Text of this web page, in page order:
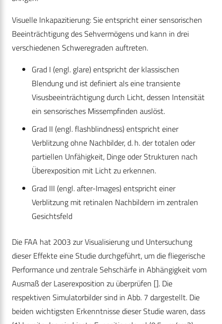
Visuelle Inkapazitierung: Sie entspricht einer sensorischen
Beeinträchtigung des Sehvermögens und kann in drei
verschiedenen Schweregraden auftreten.
Grad I (engl. glare) entspricht der klassischen
Blendung und ist definiert als eine transiente
Visusbeeinträchtigung durch Licht, dessen Intensität
ein sensorisches Missempfinden auslöst.
Grad II (engl. flashblindness) entspricht einer
Verblitzung ohne Nachbilder, d. h. der totalen oder
partiellen Unfähigkeit, Dinge oder Strukturen nach
Überexposition mit Licht zu erkennen.
Grad III (engl. after-Images) entspricht einer
Verblitzung mit retinalen Nachbildern im zentralen
Gesichtsfeld
Die FAA hat 2003 zur Visualisierung und Untersuchung
dieser Effekte eine Studie durchgeführt, um die fliegerische
Performance und zentrale Sehschärfe in Abhängigkeit vom
Ausmaß der Laserexposition zu überprüfen []. Die
respektiven Simulatorbilder sind in Abb. 7 dargestellt. Die
beiden wichtigsten Erkenntnisse dieser Studie waren, dass